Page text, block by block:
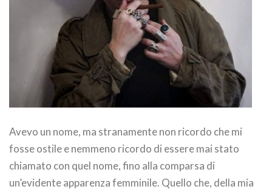
Avevo un nome, ma stranamente non ricordo che mi
fosse ostile e nemmeno ricordo di essere mai stato
chiamato con quel nome, fino alla comparsa di
un’evidente apparenza femminile. Quello che, della mia